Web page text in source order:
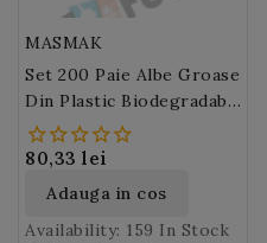
MASMAK
Set 200 Paie Albe Groase
Din Plastic Biodegradabil
Pentru Bubble Tea
80,33 lei
Adauga in cos
Availability: 159 In Stock